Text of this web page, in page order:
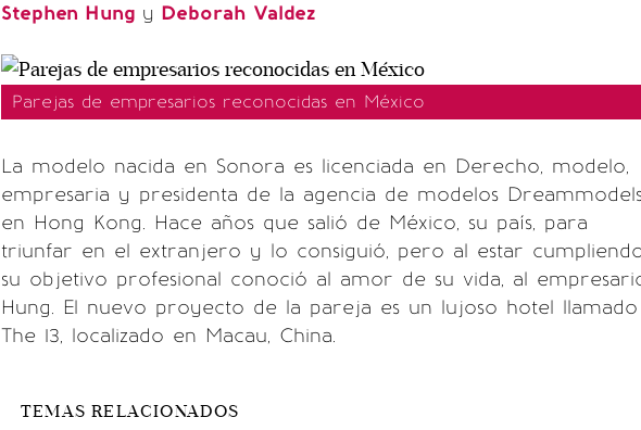
Stephen Hung y Deborah Valdez
Parejas de empresarios reconocidas en México
La modelo nacida en Sonora es licenciada en Derecho, modelo,
empresaria y presidenta de la agencia de modelos
en Hong Kong. Hace años que salió de México, su país, para
triunfar en el extranjero y lo consiguió, pero al estar
su objetivo profesional conoció al amor de su vida, al
Hung. El nuevo proyecto de la pareja es un lujoso hotel llamado
The 13, localizado en Macau, China.
TEMAS RELACIONADOS